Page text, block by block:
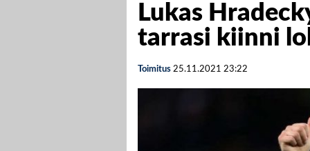
Lukas
tarrasi kiinni
Toimitus 25.11.2021 23:22